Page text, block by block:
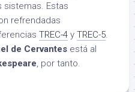
sistemas. Estas
refrendadas
TREC-4 y TREC-5.
de Cervantes está al
, por tanto.